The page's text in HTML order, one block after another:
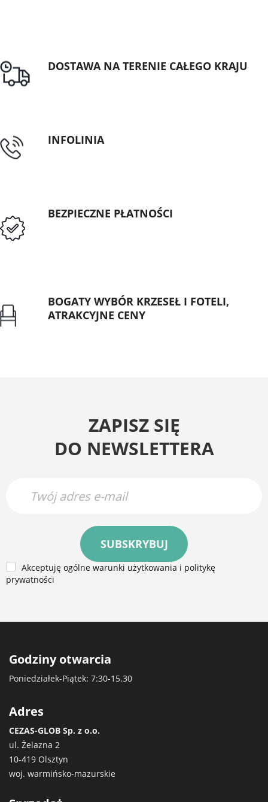
DOSTAWA NA TERENIE CAŁEGO KRAJU
INFOLINIA
BEZPIECZNE PŁATNOŚCI
BOGATY WYBÓR KRZESEŁ I FOTELI,
ATRAKCYJNE CENY
ZAPISZ SIĘ
DO NEWSLETTERA
SUBSKRYBUJ
Akceptuję ogólne warunki użytkowania i politykę
prywatności
Godziny otwarcia
Poniedziałek-Piątek: 7:30-15.30
Adres
CEZAS-GLOB Sp. z o.o.
ul. Żelazna 2
10-419 Olsztyn
woj. warmińsko-mazurskie